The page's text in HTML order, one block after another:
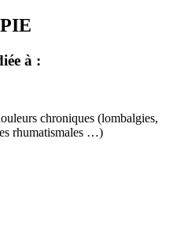
à :
chroniques (lombalgies,
rhumatismales …)